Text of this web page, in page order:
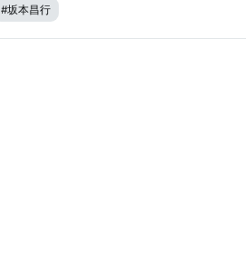
#坂本昌行